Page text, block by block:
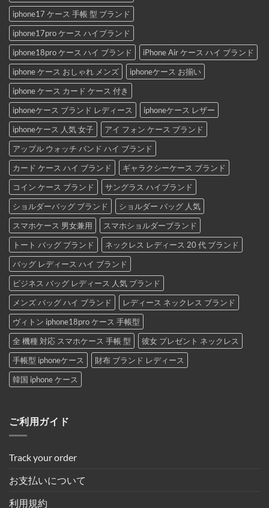
iphone17 ケース 手帳 型 ブランド
iphone17pro ケース ハイブランド
iphone18pro ケース ハイ ブランド
iPhone Air ケース ハイ ブランド
iphone ケース おしゃれ メンズ
iphoneケース お揃い
iphone ケース カード ケース 付き
iphoneケース ブランド レディース
iphoneケース レザー
iphoneケース 人気 女子
アイ フォン ケース ブランド
アップル ウォッチ バンド ハイ ブランド
カード ケース ハイ ブランド
ギャラクシーケース ブランド
コイン ケース ブランド
サングラス ハイブランド
ショルダーバッグ ブランド
ショルダー バッグ 人気
スマホケース 男女兼用
スマホショルダーブランド
トート バッグ ブランド
ネックレス レディース 20 代 ブランド
バッグ レディース ハイ ブランド
ビジネス バッグ レディース 人気 ブランド
メンズ バッグ ハイ ブランド
レディース ネックレス ブランド
ヴィトン iphone18pro ケース 手帳型
全 機種 対応 スマホケース 手帳 型
彼女 プレゼント ネックレス
手帳型 iphoneケース
財布 ブランド レディース
韓国 iphone ケース
ご利用ガイド
Track your order
お支払いについて
利用規約